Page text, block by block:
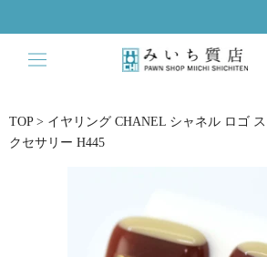
to
content
TOP > イヤリング CHANEL シャネル ロゴ
クセサリー H445